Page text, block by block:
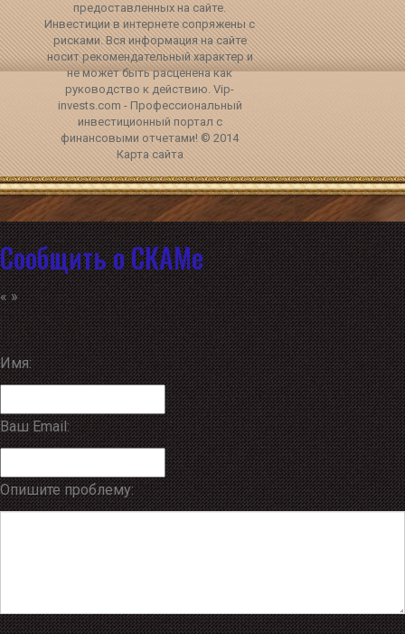
предоставленных на сайте.
Инвестиции в интернете сопряжены с
рисками. Вся информация на сайте
носит рекомендательный характер и
не может быть расценена как
руководство к действию. Vip-
invests.com - Профессиональный
инвестиционный портал с
финансовыми отчетами! © 2014
Карта сайта
Сообщить о СКАМе
« »
Имя:
Ваш Email:
Опишите проблему: